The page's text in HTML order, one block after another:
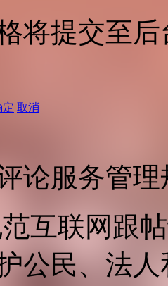
将提交至
定 取消
论服务管理
互联网跟
公民、法